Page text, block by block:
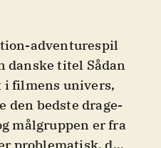
adventurespil
danske titel Sådan
i filmens univers,
den bedste drage-
målgruppen er fra